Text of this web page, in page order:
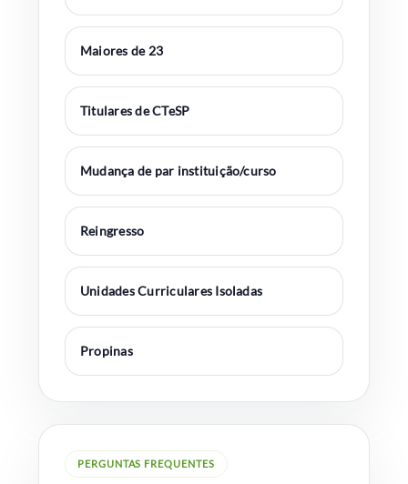
Maiores de 23
Titulares de CTeSP
Mudança de par instituição/curso
Reingresso
Unidades Curriculares Isoladas
Propinas
PERGUNTAS FREQUENTES